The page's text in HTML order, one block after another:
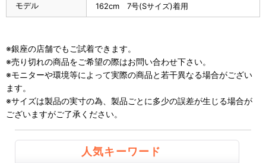
モデル 162cm 7号(Sサイズ)着用
※銀座の店舗でもご試着できます。
※売り切れの商品をご希望の際はお問い合わせ下さい。
※モニターや環境等によって実際の商品と若干異なる場合がござい
ます。
※サイズは製品の実寸の為、製品ごとに多少の誤差が生じる場合が
ございますがご了承ください。
人気キーワード